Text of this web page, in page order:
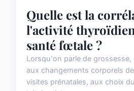
Quelle est la
l'activité
santé fœtale ?
Lorsqu'on parle de
aux changements corporels
visites prénatales, aux choix